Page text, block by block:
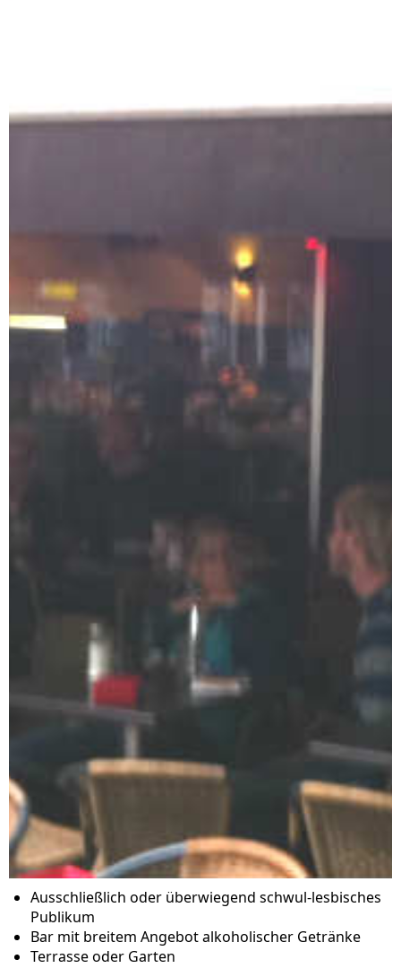
Ausschließlich oder überwiegend schwul-lesbisches
Publikum
Bar mit breitem Angebot alkoholischer Getränke
Terrasse oder Garten